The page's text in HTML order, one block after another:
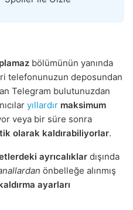
bölümünün yanında
telefonunuzun deposundan
Telegram bulutunuzdan
yıllardır maksimum
veya bir süre sonra
olarak kaldırabiliyorlar.
ayrıcalıklar dışında
önbelleğe alınmış
ayarları